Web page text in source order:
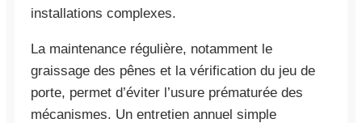
installations complexes.
La maintenance régulière, notamment le
graissage des pênes et la vérification du jeu de
porte, permet d’éviter l’usure prématurée des
mécanismes. Un entretien annuel simple